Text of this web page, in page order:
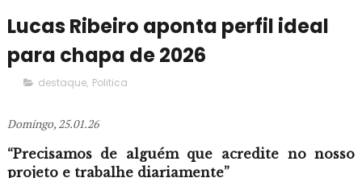
Lucas Ribeiro aponta perfil ideal
para chapa de 2026
destaque, Politica
Domingo, 25.01.26
“Precisamos de alguém que acredite no nosso
projeto e trabalhe diariamente”